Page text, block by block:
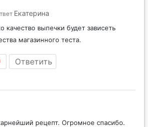
Екатерина
качество выпечки будет зависеть
магазинного теста.
Ответить
рецепт. Огромное спасибо.